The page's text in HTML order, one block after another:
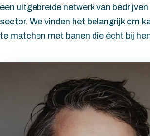
een uitgebreide netwerk van
sector. We vinden het belangrijk om
te matchen met banen die écht bij